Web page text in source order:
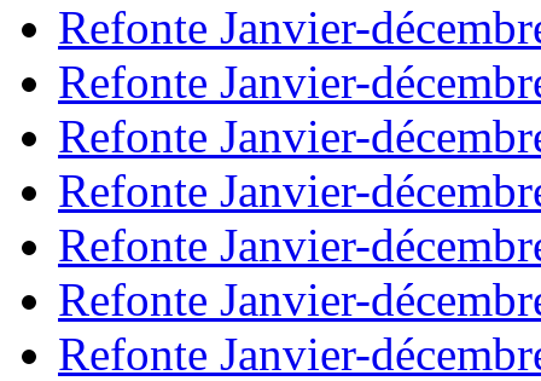
Refonte Janvier-
Refonte Janvier-
Refonte Janvier-
Refonte Janvier-
Refonte Janvier-
Refonte Janvier-
Refonte Janvier-